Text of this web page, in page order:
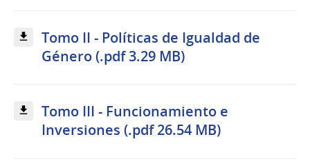
Tomo II - Políticas de Igualdad de
Género (.pdf 3.29 MB)
Tomo III - Funcionamiento e
Inversiones (.pdf 26.54 MB)